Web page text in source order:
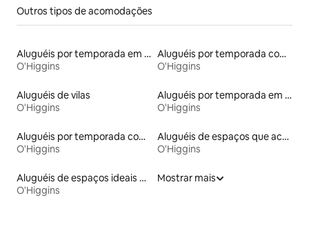
Outros tipos de acomodações
Aluguéis por temporada em albergue
O'Higgins
Aluguéis por temporada com acesso à praia
O'Higgins
Aluguéis de vilas
O'Higgins
Aluguéis por temporada em hotéis-fazenda
O'Higgins
Aluguéis por temporada com café da manhã
O'Higgins
Aluguéis de espaços que aceitam animais de estimação
O'Higgins
Aluguéis de espaços ideais para famílias
O'Higgins
Mostrar mais